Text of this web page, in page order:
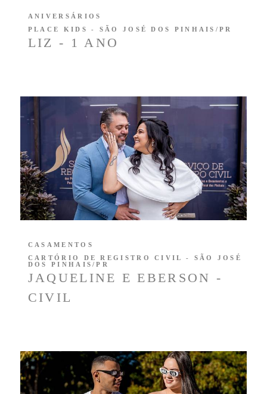
LIZ - 1 ANO
ANIVERSÁRIOS
PLACE KIDS - SÃO JOSÉ DOS PINHAIS/PR
JAQUELINE E EBERSON -
CIVIL
CASAMENTOS
CARTÓRIO DE REGISTRO CIVIL - SÃO JOSÉ
DOS PINHAIS/PR